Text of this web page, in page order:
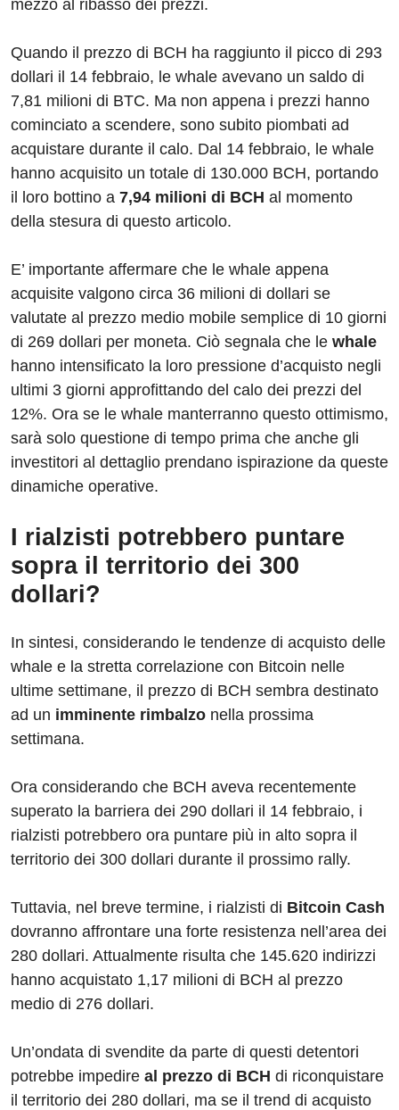
mezzo al ribasso dei prezzi.
Quando il prezzo di BCH ha raggiunto il picco di 293
dollari il 14 febbraio, le whale avevano un saldo di
7,81 milioni di BTC. Ma non appena i prezzi hanno
cominciato a scendere, sono subito piombati ad
acquistare durante il calo. Dal 14 febbraio, le whale
hanno acquisito un totale di 130.000 BCH, portando
il loro bottino a 7,94 milioni di BCH al momento
della stesura di questo articolo.
E’ importante affermare che le whale appena
acquisite valgono circa 36 milioni di dollari se
valutate al prezzo medio mobile semplice di 10 giorni
di 269 dollari per moneta. Ciò segnala che le whale
hanno intensificato la loro pressione d’acquisto negli
ultimi 3 giorni approfittando del calo dei prezzi del
12%. Ora se le whale manterranno questo ottimismo,
sarà solo questione di tempo prima che anche gli
investitori al dettaglio prendano ispirazione da queste
dinamiche operative.
I rialzisti potrebbero puntare
sopra il territorio dei 300
dollari?
In sintesi, considerando le tendenze di acquisto delle
whale e la stretta correlazione con Bitcoin nelle
ultime settimane, il prezzo di BCH sembra destinato
ad un imminente rimbalzo nella prossima
settimana.
Ora considerando che BCH aveva recentemente
superato la barriera dei 290 dollari il 14 febbraio, i
rialzisti potrebbero ora puntare più in alto sopra il
territorio dei 300 dollari durante il prossimo rally.
Tuttavia, nel breve termine, i rialzisti di Bitcoin Cash
dovranno affrontare una forte resistenza nell’area dei
280 dollari. Attualmente risulta che 145.620 indirizzi
hanno acquistato 1,17 milioni di BCH al prezzo
medio di 276 dollari.
Un’ondata di svendite da parte di questi detentori
potrebbe impedire al prezzo di BCH di riconquistare
il territorio dei 280 dollari, ma se il trend di acquisto